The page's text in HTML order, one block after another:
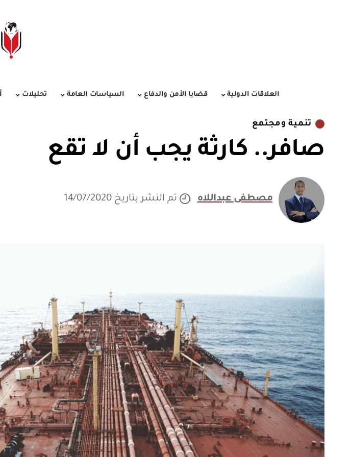
العلاقات الدولية قضايا الأمن والدفاع السياسات العامة تحليلات
تنمية ومجتمع
صافر.. كارثة يجب أن لا تقع
مصطفى عبداللاه تم النشر بتاريخ 14/07/2020